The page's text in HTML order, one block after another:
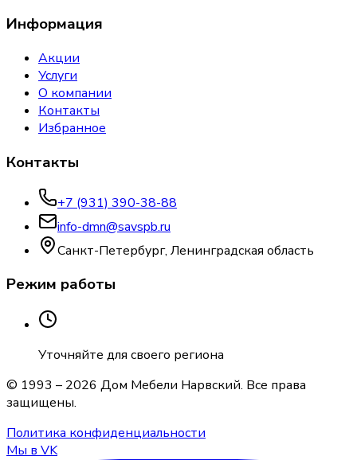
Информация
Акции
Услуги
О компании
Контакты
Избранное
Контакты
+7 (931) 390-38-88
info-dmn@savspb.ru
Санкт-Петербург, Ленинградская область
Режим работы
Уточняйте для своего региона
© 1993 – 2026 Дом Мебели Нарвский. Все права
защищены.
Политика конфиденциальности
Мы в VK